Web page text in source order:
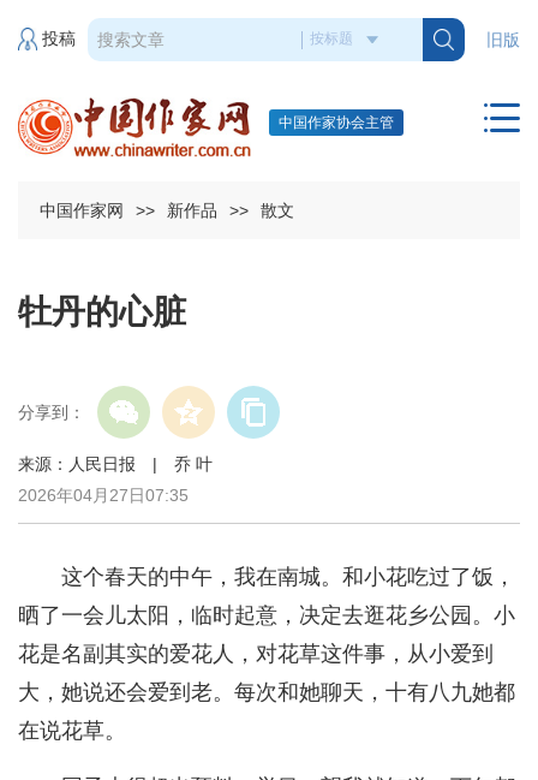
旧版
投稿
中国作家协会主管
中国作家网 >> 新作品 >> 散文
牡丹的心脏
分享到：
来源：人民日报 | 乔 叶
2026年04月27日07:35
这个春天的中午，我在南城。和小花吃过了饭，
晒了一会儿太阳，临时起意，决定去逛花乡公园。小
花是名副其实的爱花人，对花草这件事，从小爱到
大，她说还会爱到老。每次和她聊天，十有八九她都
在说花草。